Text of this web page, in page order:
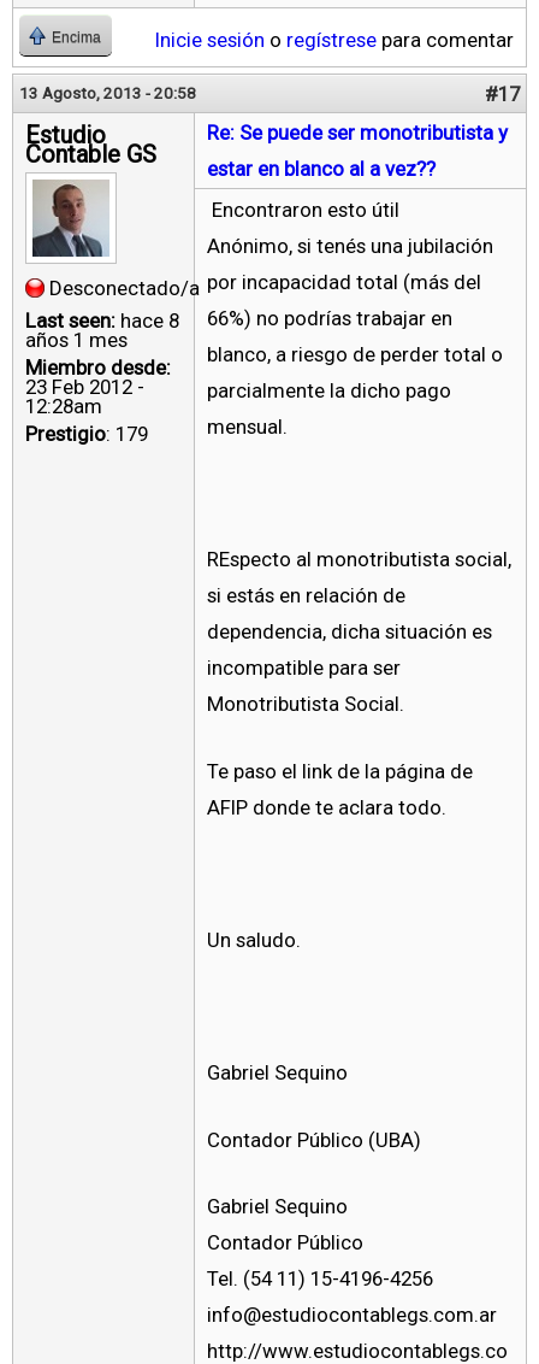
Encima Inicie sesión o regístrese para comentar
13 Agosto, 2013 - 20:58 #17
Estudio
Contable GS
Desconectado/a
Last seen: hace 8
años 1 mes
Miembro desde:
23 Feb 2012 -
12:28am
Prestigio: 179
Re: Se puede ser monotributista y
estar en blanco al a vez??
Encontraron esto útil
Anónimo, si tenés una jubilación
por incapacidad total (más del
66%) no podrías trabajar en
blanco, a riesgo de perder total o
parcialmente la dicho pago
mensual.
REspecto al monotributista social,
si estás en relación de
dependencia, dicha situación es
incompatible para ser
Monotributista Social.
Te paso el link de la página de
AFIP donde te aclara todo.
Un saludo.
Gabriel Sequino
Contador Público (UBA)
Gabriel Sequino
Contador Público
Tel. (54 11) 15-4196-4256
info@estudiocontablegs.com.ar
http://www.estudiocontablegs.co